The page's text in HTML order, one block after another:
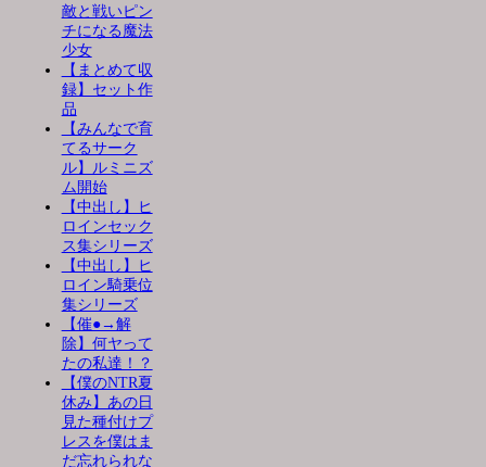
敵と戦いピン
チになる魔法
少女
【まとめて収
録】セット作
品
【みんなで育
てるサーク
ル】ルミニズ
ム開始
【中出し】ヒ
ロインセック
ス集シリーズ
【中出し】ヒ
ロイン騎乗位
集シリーズ
【催●→解
除】何ヤって
たの私達！？
【僕のNTR夏
休み】あの日
見た種付けプ
レスを僕はま
だ忘れられな